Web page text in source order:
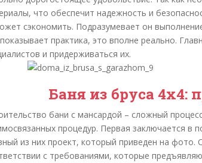
что обеспечит надежность и
сэкономить. Подразумевает он
практика, это вполне реально.
и придерживаться их.
Баня из бруса 4х4:
бани с мансардой – сложный
процедур. Первая заключается в
из них проект, который приведен на
с требованиями, которые